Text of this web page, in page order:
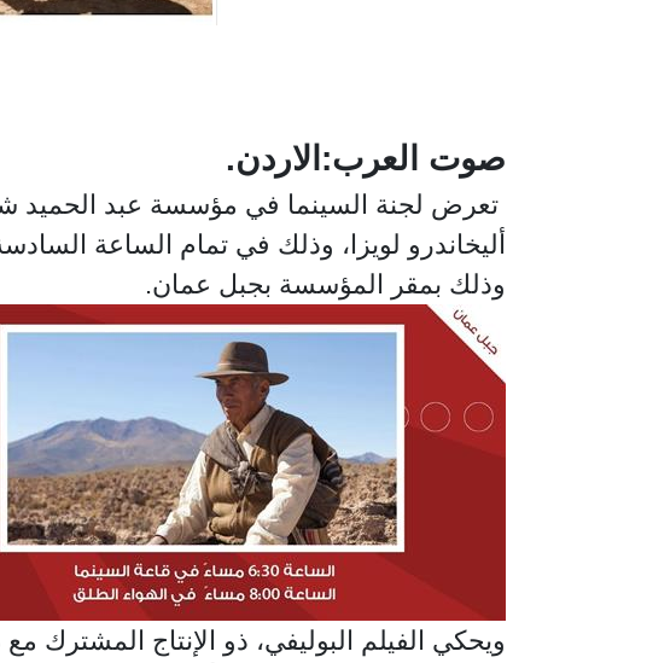
صوت العرب:الاردن.
أليخاندرو لويزا، وذلك في تمام الساعة
وذلك بمقر المؤسسة بجبل عمان.
ويحكي الفيلم البوليفي، ذو الإنتاج